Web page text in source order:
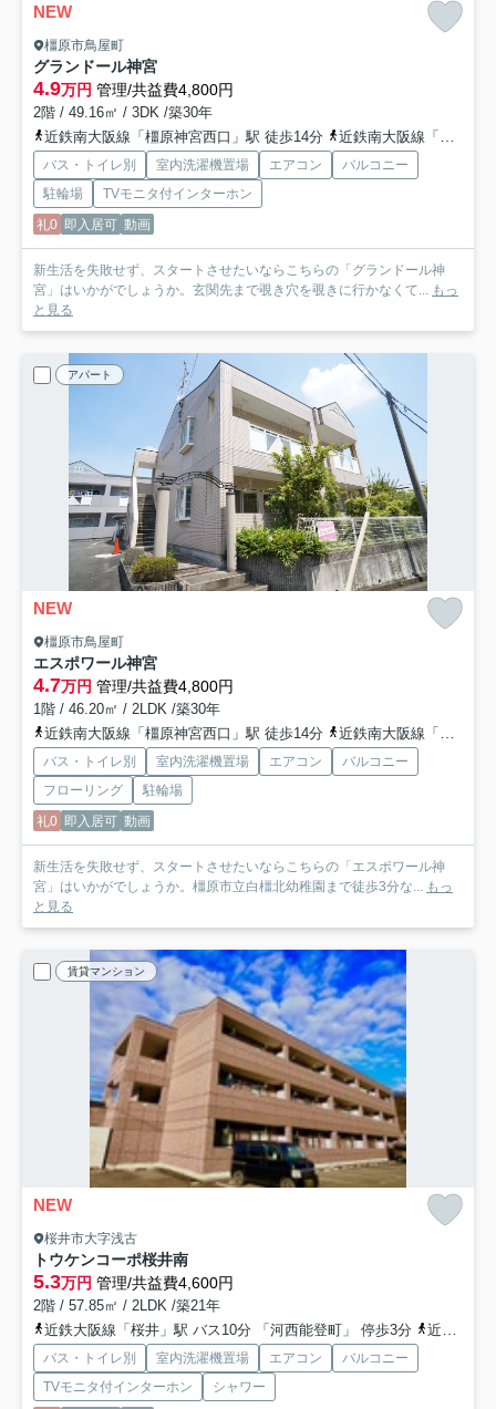
NEW
橿原市鳥屋町
グランドール神宮
4.9万円 管理/共益費4,800円
2階 / 49.16㎡ / 3DK /築30年
近鉄南大阪線「橿原神宮西口」駅 徒歩14分
近鉄南大阪線「橿原神宮前」駅 徒歩18分
バス・トイレ別 室内洗濯機置場 エアコン
バルコニー
駐輪場
TVモニタ付インターホン
礼0 即入居可 動画
新生活を失敗せず、スタートさせたいならこちらの「グランドール神
宮」はいかがでしょうか。玄関先まで覗き穴を覗きに行かなくて... もっ
と見る
アパート
NEW
橿原市鳥屋町
エスポワール神宮
4.7万円 管理/共益費4,800円
1階 / 46.20㎡ / 2LDK /築30年
近鉄南大阪線「橿原神宮西口」駅 徒歩14分
近鉄南大阪線「橿原神宮前」駅 徒歩18分
バス・トイレ別 室内洗濯機置場 エアコン
バルコニー
フローリング
駐輪場
礼0 即入居可 動画
新生活を失敗せず、スタートさせたいならこちらの「エスポワール神
宮」はいかがでしょうか。橿原市立白橿北幼稚園まで徒歩3分な... もっ
と見る
賃貸マンション
NEW
桜井市大字浅古
トウケンコーポ桜井南
5.3万円 管理/共益費4,600円
2階 / 57.85㎡ / 2LDK /築21年
近鉄大阪線「桜井」駅 バス10分 「河西能登町」 停歩3分
近鉄大阪線「桜井」駅 徒歩21分
バス・トイレ別 室内洗濯機置場 エアコン
バルコニー
TVモニタ付インターホン
シャワー